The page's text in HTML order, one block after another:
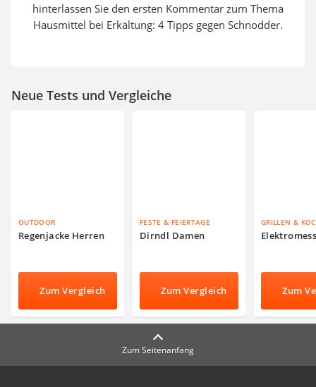
hinterlassen Sie den ersten Kommentar zum Thema
Hausmittel bei Erkältung: 4 Tipps gegen Schnodder.
Neue Tests und Vergleiche
OUTDOOR
Regenjacke Herren
Zum Vergleich
FESTE & FEIERTAGE
Dirndl Damen
Zum Vergleich
GRILLEN &
Zum
Zum Seitenanfang